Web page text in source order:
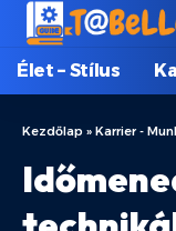
Élet – Stílus
Kezdőlap » Karrier -